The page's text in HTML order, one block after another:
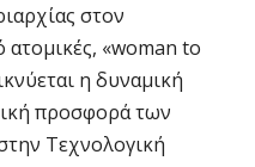
στον
«woman to
η δυναμική
προσφορά των
Τεχνολογική